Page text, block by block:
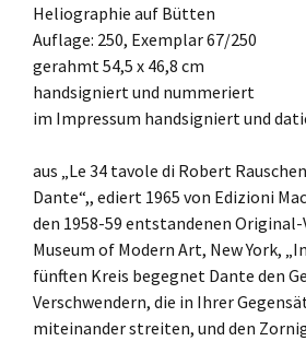
Heliographie auf Bütten
Auflage: 250, Exemplar 67/250
gerahmt 54,5 x 46,8 cm
handsigniert und nummeriert
im Impressum handsigniert und
aus „Le 34 tavole di Robert
Dante“,, ediert 1965 von Edizioni
den 1958-59 entstandenen Original-
Museum of Modern Art, New York,
fünften Kreis begegnet Dante den
Verschwendern, die in Ihrer
miteinander streiten, und den